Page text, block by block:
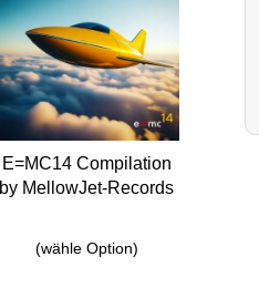
E=MC14 Compilation
by MellowJet-Records
(wähle Option)